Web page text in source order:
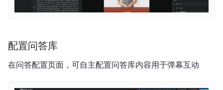
配置问答库
在问答配置页面，可自主配置问答库内容用于弹幕互动